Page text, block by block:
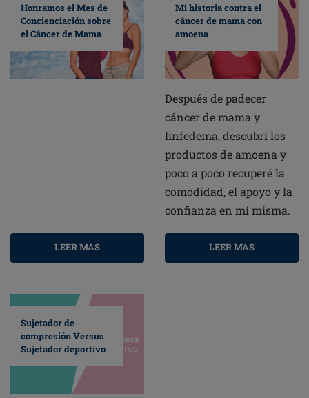
Honramos el Mes de
Concienciación sobre
el Cáncer de Mama
LEER MAS
Mi historia contra el
cáncer de mama con
amoena
Después de padecer
cáncer de mama y
linfedema, descubrí los
productos de amoena y
poco a poco recuperé la
comodidad, el apoyo y la
confianza en mí misma.
LEER MAS
Sujetador de
compresión Versus
Sujetador deportivo